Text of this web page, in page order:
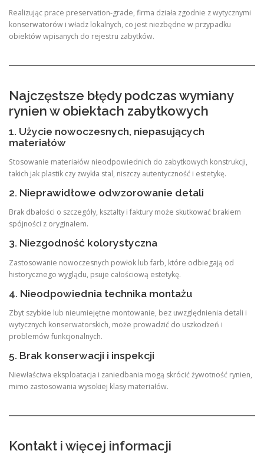
Realizując prace preservation-grade, firma działa zgodnie z wytycznymi
konserwatorów i władz lokalnych, co jest niezbędne w przypadku
obiektów wpisanych do rejestru zabytków.
Najczęstsze błędy podczas wymiany
rynien w obiektach zabytkowych
1. Użycie nowoczesnych, niepasujących
materiałów
Stosowanie materiałów nieodpowiednich do zabytkowych konstrukcji,
takich jak plastik czy zwykła stal, niszczy autentyczność i estetykę.
2. Nieprawidłowe odwzorowanie detali
Brak dbałości o szczegóły, kształty i faktury może skutkować brakiem
spójności z oryginałem.
3. Niezgodność kolorystyczna
Zastosowanie nowoczesnych powłok lub farb, które odbiegają od
historycznego wyglądu, psuje całościową estetykę.
4. Nieodpowiednia technika montażu
Zbyt szybkie lub nieumiejętne montowanie, bez uwzględnienia detali i
wytycznych konserwatorskich, może prowadzić do uszkodzeń i
problemów funkcjonalnych.
5. Brak konserwacji i inspekcji
Niewłaściwa eksploatacja i zaniedbania mogą skrócić żywotność rynien,
mimo zastosowania wysokiej klasy materiałów.
Kontakt i więcej informacji